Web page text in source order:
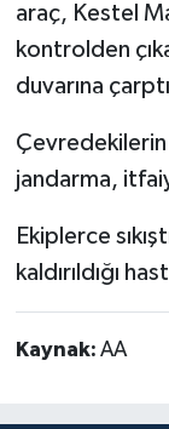
araç, Kestel
kontrolden
duvarına
Çevredekilerin
jandarma,
Ekiplerce
kaldırıldığı
Kaynak: AA